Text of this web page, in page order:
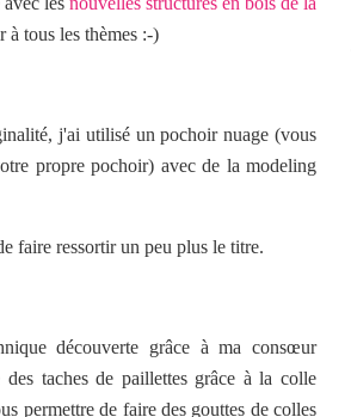
tous les thèmes :-)
j'ai utilisé un pochoir nuage (vous
propre pochoir) avec de la modeling
faire ressortir un peu plus le titre.
découverte grâce à ma consœur
taches de paillettes grâce à la colle
permettre de faire des gouttes de colles